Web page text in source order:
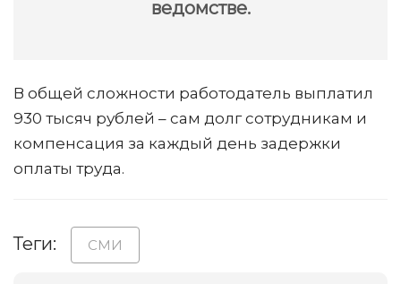
ведомстве.
В общей сложности работодатель выплатил
930 тысяч рублей – сам долг сотрудникам и
компенсация за каждый день задержки
оплаты труда.
Теги: СМИ